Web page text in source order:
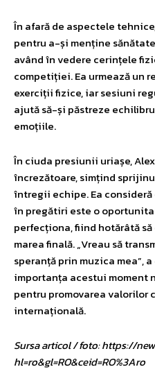
În afară de aspectele
pentru a-și menține
având în vedere cerințele
competiției. Ea urmează un
exerciții fizice, iar sesiuni
ajută să-și păstreze
emoțiile.
În ciuda presiunii uriașe,
încrezătoare, simțind
întregii echipe. Ea
în pregătiri este o
perfecționa, fiind hotărâtă
marea finală. „Vreau să
speranță prin muzica mea”,
importanța acestui moment
pentru promovarea valorilor
internațională.
Sursa articol / foto: https://
hl=ro&gl=RO&ceid=RO%3Aro